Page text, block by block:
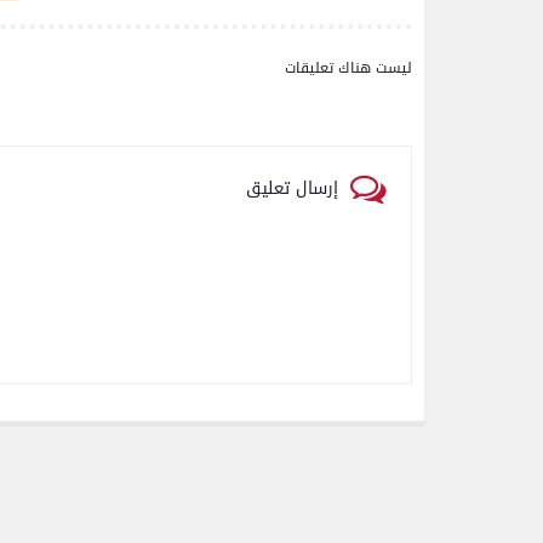
ليست هناك تعليقات
إرسال تعليق
إنبي فى الدورى